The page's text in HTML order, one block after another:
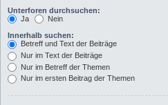
Unterforen durchsuchen:
Ja
Nein
Innerhalb suchen:
Betreff und Text der Beiträge
Nur im Text der Beiträge
Nur im Betreff der Themen
Nur im ersten Beitrag der Themen